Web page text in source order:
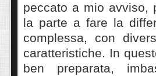
peccato a mio avviso,
la parte a fare la
complessa, con
caratteristiche. In
ben preparata,